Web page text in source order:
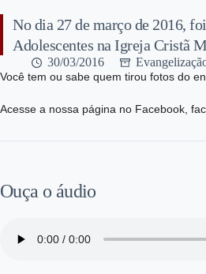
No dia 27 de março de 2016,
Adolescentes na Igreja Cristã
30/03/2016
Você tem ou sabe quem tirou fotos do
Acesse a nossa página no Facebook,
Ouça o áudio